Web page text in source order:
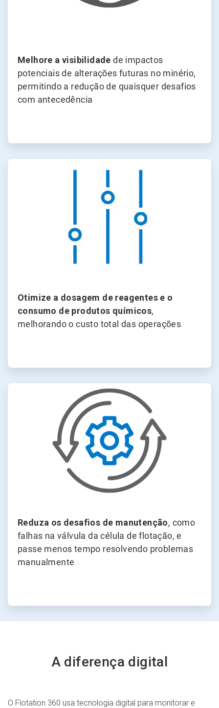
Melhore a visibilidade de impactos
potenciais de alterações futuras no minério,
permitindo a redução de quaisquer desafios
com antecedência
ArticleTile
Otimize a dosagem de reagentes e o
consumo de produtos químicos,
melhorando o custo total das operações
ArticleTile
Reduza os desafios de manutenção, como
falhas na válvula da célula de flotação, e
passe menos tempo resolvendo problemas
manualmente
A diferença digital
O Flotation 360 usa tecnologia digital para monitorar e